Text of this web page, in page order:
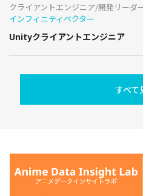
クライアントエンジニア/開発リーダ
インフィニティベクター
Unityクライアントエンジニア
すべて